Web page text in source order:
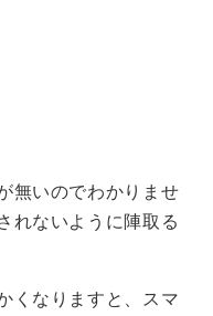
無いのでわかりませ
れないように陣取る
くなりますと、スマ